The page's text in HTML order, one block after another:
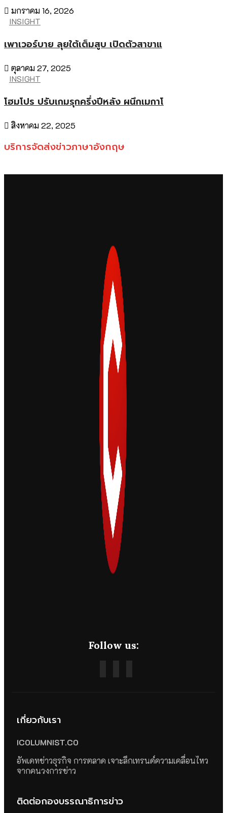
มกราคม 16, 2026
INSIGHT
เพาเวอร์บาย ลุยใต้เต็มสูบ เปิดตัวสาขาแ
ตุลาคม 27, 2025
INSIGHT
โฮมโปร ปรับเกมรุกครึ่งปีหลัง ผนึกเมกาโ
สิงหาคม 22, 2025
บริการจัดส่งข่าวภาษาอังกฤษ
Follow us:
เกี่ยวกับเรา
ICOLUMNIST.CO
อัพเดทข่าวธุรกิจ การตลาด เจาะลึกเทรนด์ความเคลื่อนไหว
จากคนวงการข่าว
ติดต่อกองบรรณาธิการข่าว